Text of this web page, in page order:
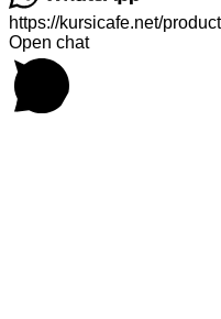
https://kursicafe.net/
Open chat